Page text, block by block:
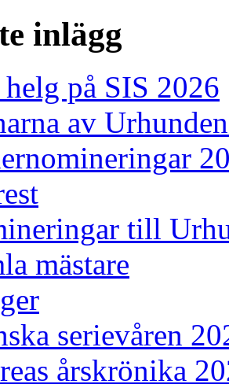
inlägg
på SIS 2026
av
till
mästare
serievåren
årskrönika